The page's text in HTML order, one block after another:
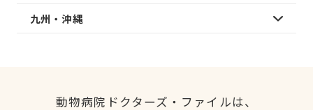
九州・沖縄
動物病院ドクターズ・ファイルは、